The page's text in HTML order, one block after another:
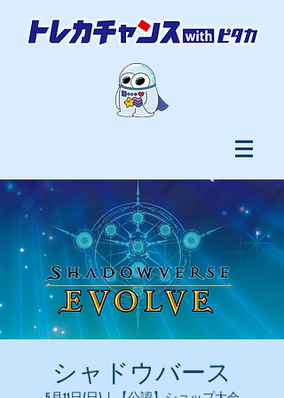
シャドウバース